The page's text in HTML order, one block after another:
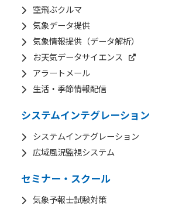
空飛ぶクルマ
気象データ提供
気象情報提供（データ解析）
お天気データサイエンス
アラートメール
生活・季節情報配信
システムインテグレーション
システムインテグレーション
広域風況監視システム
セミナー・スクール
気象予報士試験対策